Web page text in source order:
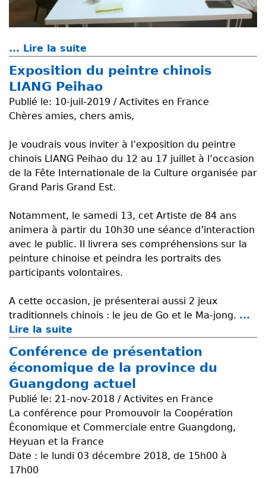
... Lire la suite
e
R
é
c
e
t
i
o
n
e
a
d
é
é
g
n
d
e
l
a
m
Exposition du peintre chinois
LIANG Peihao
Publié le: 10-juil-2019 / Activites en France
Chères amies, chers amis,
Je voudrais vous inviter à l’exposition du peintre
chinois LIANG Peihao du 12 au 17 juillet à l’occasion
de la Fête Internationale de la Culture organisée par
Grand Paris Grand Est.
Notamment, le samedi 13, cet Artiste de 84 ans
animera à partir du 10h30 une séance d’interaction
avec le public. Il livrera ses compréhensions sur la
peinture chinoise et peindra les portraits des
participants volontaires.
A cette occasion, je présenterai aussi 2 jeux
traditionnels chinois : le jeu de Go et le Ma-jong. ...
Lire la suite
E
x
p
o
s
i
t
i
Conférence de présentation
économique de la province du
Guangdong actuel
Publié le: 21-nov-2018 / Activites en France
La conférence pour Promouvoir la Coopération
Économique et Commerciale entre Guangdong,
Heyuan et la France
Date : le lundi 03 décembre 2018, de 15h00 à
17h00